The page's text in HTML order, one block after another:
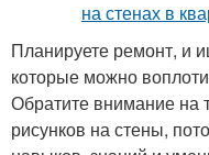
Планируете ремонт, и
которые можно
Обратите внимание на
рисунков на стены,